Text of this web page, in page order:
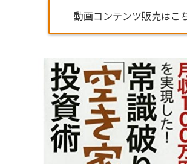
動画コンテンツ販売はこ